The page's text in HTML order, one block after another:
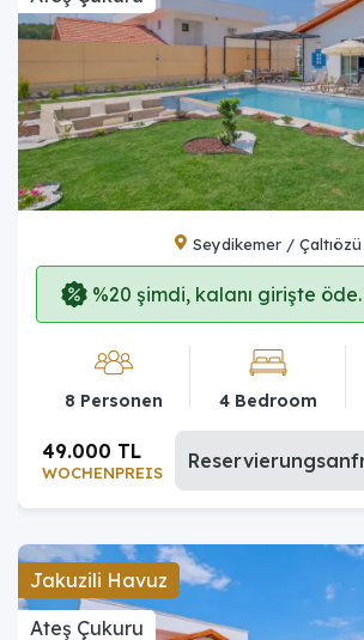
Seydikemer / Çaltıözü
%20 şimdi, kalanı girişte öde.
8 Personen 4 Bedroom
WOCHENPREIS
49.000 TL
Jakuzili Havuz
Ateş Çukuru